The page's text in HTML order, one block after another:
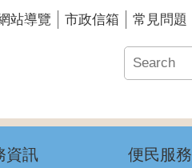
站導覽 市政信箱 常見問題
資訊 便民服務